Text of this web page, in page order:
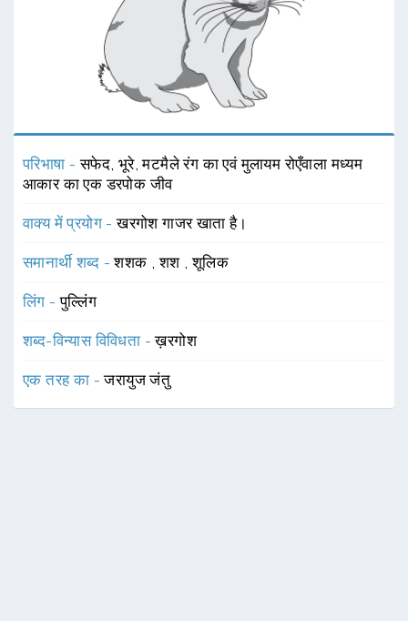
परिभाषा -सफेद, भूरे, मटमैले रंग का एवं मुलायम रोएँवाला मध्यम
आकार का एक डरपोक जीव
वाक्य में प्रयोग -खरगोश गाजर खाता है।
समानार्थी शब्द -शशक ,शश ,शूलिक
लिंग -पुल्लिंग
शब्द-विन्यास विविधता -ख़रगोश
एक तरह का -जरायुज जंतु